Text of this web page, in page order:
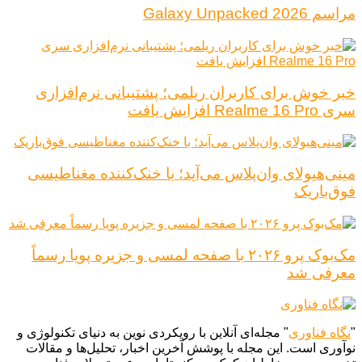
مراسم Galaxy Unpacked 2026
خبر خوش برای کاربران ریلمی؛ پشتیبانی نرم‌افزاری
سری Realme 16 Pro افزایش یافت
مینی‌هیولای وان‌پلاس می‌آید؛ با خنک‌کننده مغناطیسی
فوق‌باریک
مک‌بوک پرو ۲۰۲۶ با صفحه لمسی و جزیره پویا رسماً
معرفی شد
"نگاه فناوری" مجله‌ای آنلاین با رویکردی نوین به دنیای تکنولوژی و
نوآوری است. این مجله با پوشش آخرین اخبار، تحلیل‌ها و مقالات